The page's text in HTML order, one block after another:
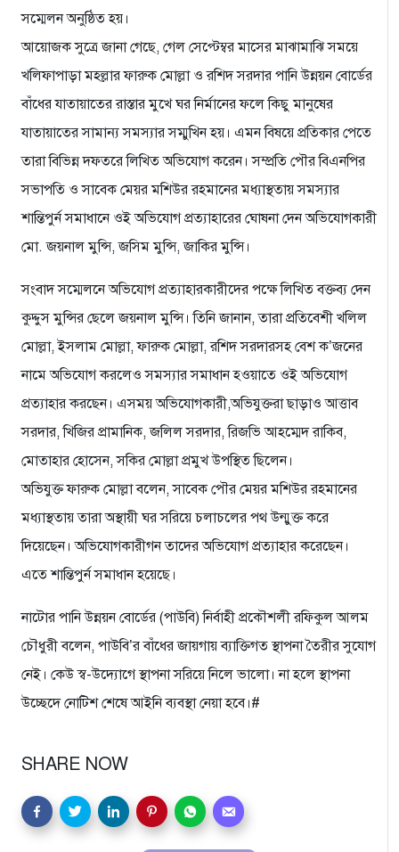
সম্মেলন অনুষ্ঠিত হয়।
আয়োজক সুত্রে জানা গেছে, গেল সেপ্টেম্বর মাসের মাঝামাঝি সময়ে
খলিফাপাড়া মহল্লার ফারুক মোল্লা ও রশিদ সরদার পানি উন্নয়ন বোর্ডের
বাঁধের যাতায়াতের রাস্তার মুখে ঘর নির্মানের ফলে কিছু মানুষের
যাতায়াতের সামান্য সমস্যার সম্মুখিন হয়। এমন বিষয়ে প্রতিকার পেতে
তারা বিভিন্ন দফতরে লিখিত অভিযোগ করেন। সম্প্রতি পৌর বিএনপির
সভাপতি ও সাবেক মেয়র মশিউর রহমানের মধ্যাস্থতায় সমস্যার
শান্তিপুর্ন সমাধানে ওই অভিযোগ প্রত্যাহারের ঘোষনা দেন অভিযোগকারী
মো. জয়নাল মুন্সি, জসিম মুন্সি, জাকির মুন্সি।
সংবাদ সম্মেলনে অভিযোগ প্রত্যাহারকারীদের পক্ষে লিখিত বক্তব্য দেন
কুদ্দুস মুন্সির ছেলে জয়নাল মুন্সি। তিনি জানান, তারা প্রতিবেশী খলিল
মোল্লা, ইসলাম মোল্লা, ফারুক মোল্লা, রশিদ সরদারসহ বেশ ক’জনের
নামে অভিযোগ করলেও সমস্যার সমাধান হওয়াতে ওই অভিযোগ
প্রত্যাহার করছেন। এসময় অভিযোগকারী,অভিযুক্তরা ছাড়াও আত্তাব
সরদার, খিজির প্রামানিক, জলিল সরদার, রিজভি আহম্মেদ রাকিব,
মোতাহার হোসেন, সকির মোল্লা প্রমুখ উপস্থিত ছিলেন।
অভিযুক্ত ফারুক মোল্লা বলেন, সাবেক পৌর মেয়র মশিউর রহমানের
মধ্যাস্থতায় তারা অস্থায়ী ঘর সরিয়ে চলাচলের পথ উন্মুক্ত করে
দিয়েছেন। অভিযোগকারীগন তাদের অভিযোগ প্রত্যাহার করেছেন।
এতে শান্তিপুর্ন সমাধান হয়েছে।
নাটোর পানি উন্নয়ন বোর্ডের (পাউবি) নির্বাহী প্রকৌশলী রফিকুল আলম
চৌধুরী বলেন, পাউবি’র বাঁধের জায়গায় ব্যাক্তিগত স্থাপনা তৈরীর সুযোগ
নেই। কেউ স্ব-উদ্যোগে স্থাপনা সরিয়ে নিলে ভালো। না হলে স্থাপনা
উচ্ছেদে নোটিশ শেষে আইনি ব্যবস্থা নেয়া হবে।#
SHARE NOW